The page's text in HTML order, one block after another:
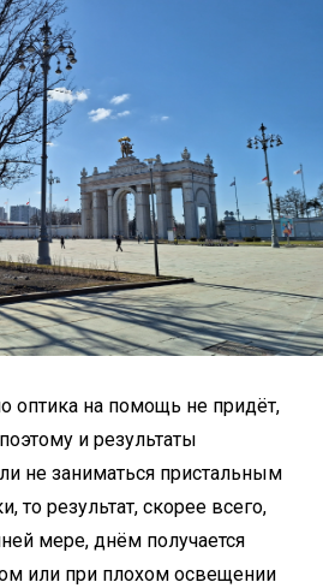
оптика на помощь не придёт,
и результаты
не заниматься пристальным
то результат, скорее всего,
мере, днём получается
или при плохом освещении